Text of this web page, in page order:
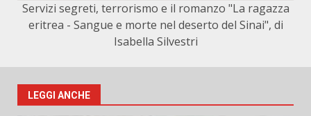
Servizi segreti, terrorismo e il romanzo "La ragazza
eritrea - Sangue e morte nel deserto del Sinai", di
Isabella Silvestri
LEGGI ANCHE